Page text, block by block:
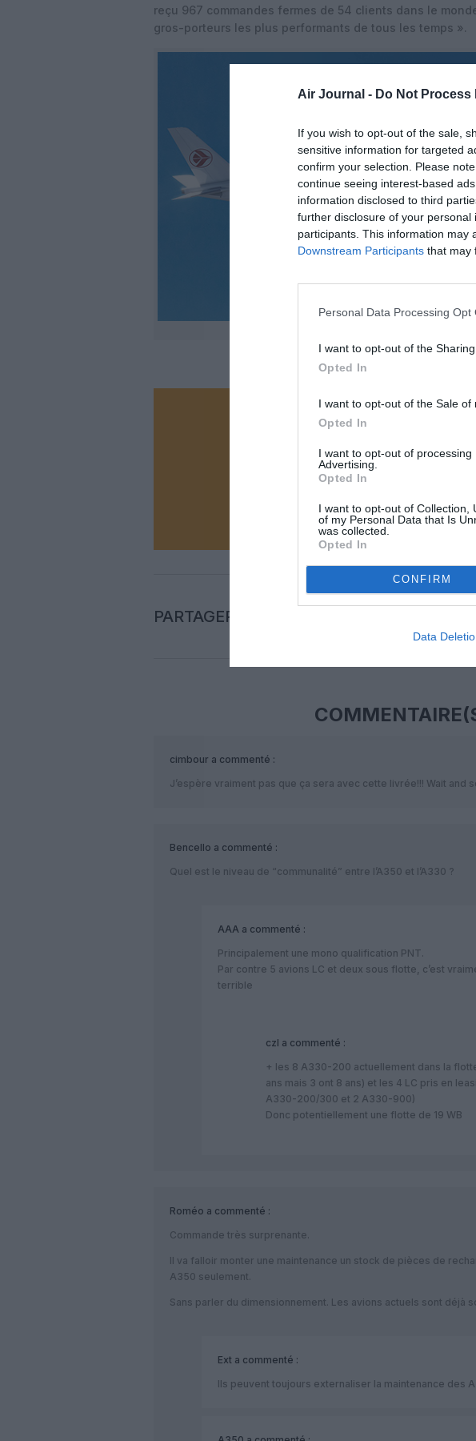
Air Journal - Do Not
If you wish to opt-out of the sale,
sensitive information for targeted
confirm your selection. Please
continue seeing interest-based
information disclosed to third
further disclosure of your personal
participants. This information may
Downstream Participants that may
Personal Data Processing Opt
I want to opt-out of the
Opted In
I want to opt-out of the Sale of
Opted In
I want to opt-out of
Advertising.
Opted In
I want to opt-out of Collection,
of my Personal Data that Is
was collected.
Opted In
CONFIRM
Data
reçu 967 commandes fermes de 54 clients dans le
gros-porteurs les plus performants de tous les temps ».
Vous avez apprécié
NOUS SOUTENIR
PARTAGER L'ARTICLE
cimbour a commenté :
J’espère vraiment pas que ça sera avec cette livrée!!! Wait and
Bencello a commenté :
Quel est le niveau de “communalité” entre l’A350 et l’A330 ?
AAA a commenté :
Principalement une mono qualification PNT.
Par contre 5 avions LC et deux sous flotte, c’est
terrible
czl a commenté :
+ les 8 A330-200 actuellement dans la
ans mais 3 ont 8 ans) et les 4 LC pris en
A330-200/300 et 2 A330-900)
Donc potentiellement une flotte de 19 WB
Roméo a commenté :
Commande très surprenante.
Il va falloir monter une maintenance un stock de pièces de
A350 seulement.
Sans parler du dimensionnement. Les avions actuels sont déjà
Ext a commenté :
Ils peuvent toujours externaliser la maintenance des